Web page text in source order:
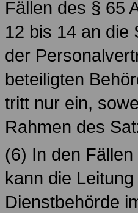
Fällen des § 65
12 bis 14 an die
der
beteiligten
tritt nur ein,
Rahmen des
(6) In den
kann die
Dienstbehörde